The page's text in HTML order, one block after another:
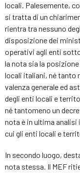
locali. Palesemente,
si tratta di un
rientra tra nessuno
disposizione dei
operativi agli enti
la nota sia la
locali italiani, né tanto
valenza generale ed
degli enti locali e
né tantomeno un
nota è in ultima analisi
cui gli enti locali e
In secondo luogo,
nota stessa. Il MEF